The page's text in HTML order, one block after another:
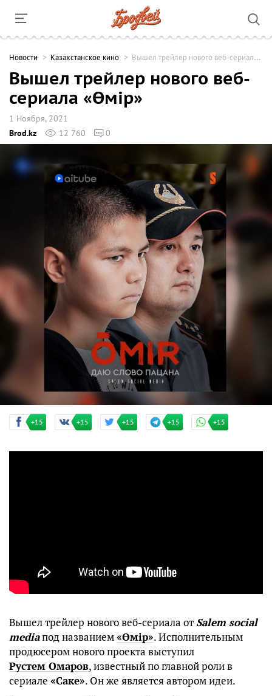
Новости Казахстанское кино Вышел трейлер нового веб-сериала «Өмір»
Вышел трейлер нового веб-
сериала «Өмір»
1 Ноября, 2021
Brod.kz
12 760 0
+15 +15 +15 +15 +15
Вышел трейлер нового веб-сериала от Salem social
mediaпод названием«Өмір». Исполнительным
продюсером нового проекта выступил
Рустем Омаров, известный по главной роли в
сериале «Саке». Он же является автором идеи.